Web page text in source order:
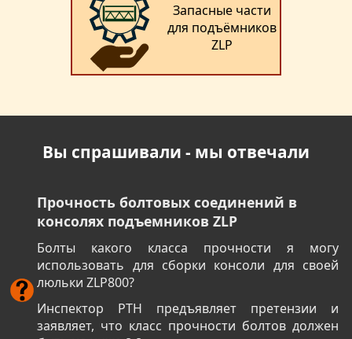
Запасные части
для подъёмников
ZLP
Вы спрашивали - мы отвечали
Прочность болтовых соединений в
консолях подъемников ZLP
Болты какого класса прочности я могу
использовать для сборки консоли для своей
люльки ZLP800?
Инспектор РТН предъявляет претензии и
заявляет, что класс прочности болтов должен